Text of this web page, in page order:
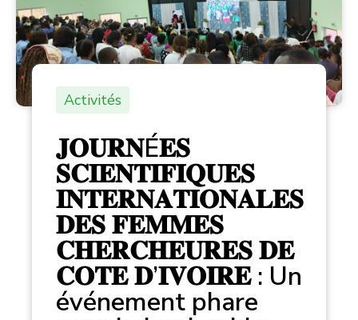
Activités
𝐉𝐎𝐔𝐑𝐍É𝐄𝐒
𝐒𝐂𝐈𝐄𝐍𝐓𝐈𝐅𝐈𝐐𝐔𝐄𝐒
𝐈𝐍𝐓𝐄𝐑𝐍𝐀𝐓𝐈𝐎𝐍𝐀𝐋𝐄𝐒
𝐃𝐄𝐒 𝐅𝐄𝐌𝐌𝐄𝐒
𝐂𝐇𝐄𝐑𝐂𝐇𝐄𝐔𝐑𝐄𝐒 𝐃𝐄
𝐂𝐎𝐓𝐄 𝐃’𝐈𝐕𝐎𝐈𝐑𝐄 : Un
événement phare